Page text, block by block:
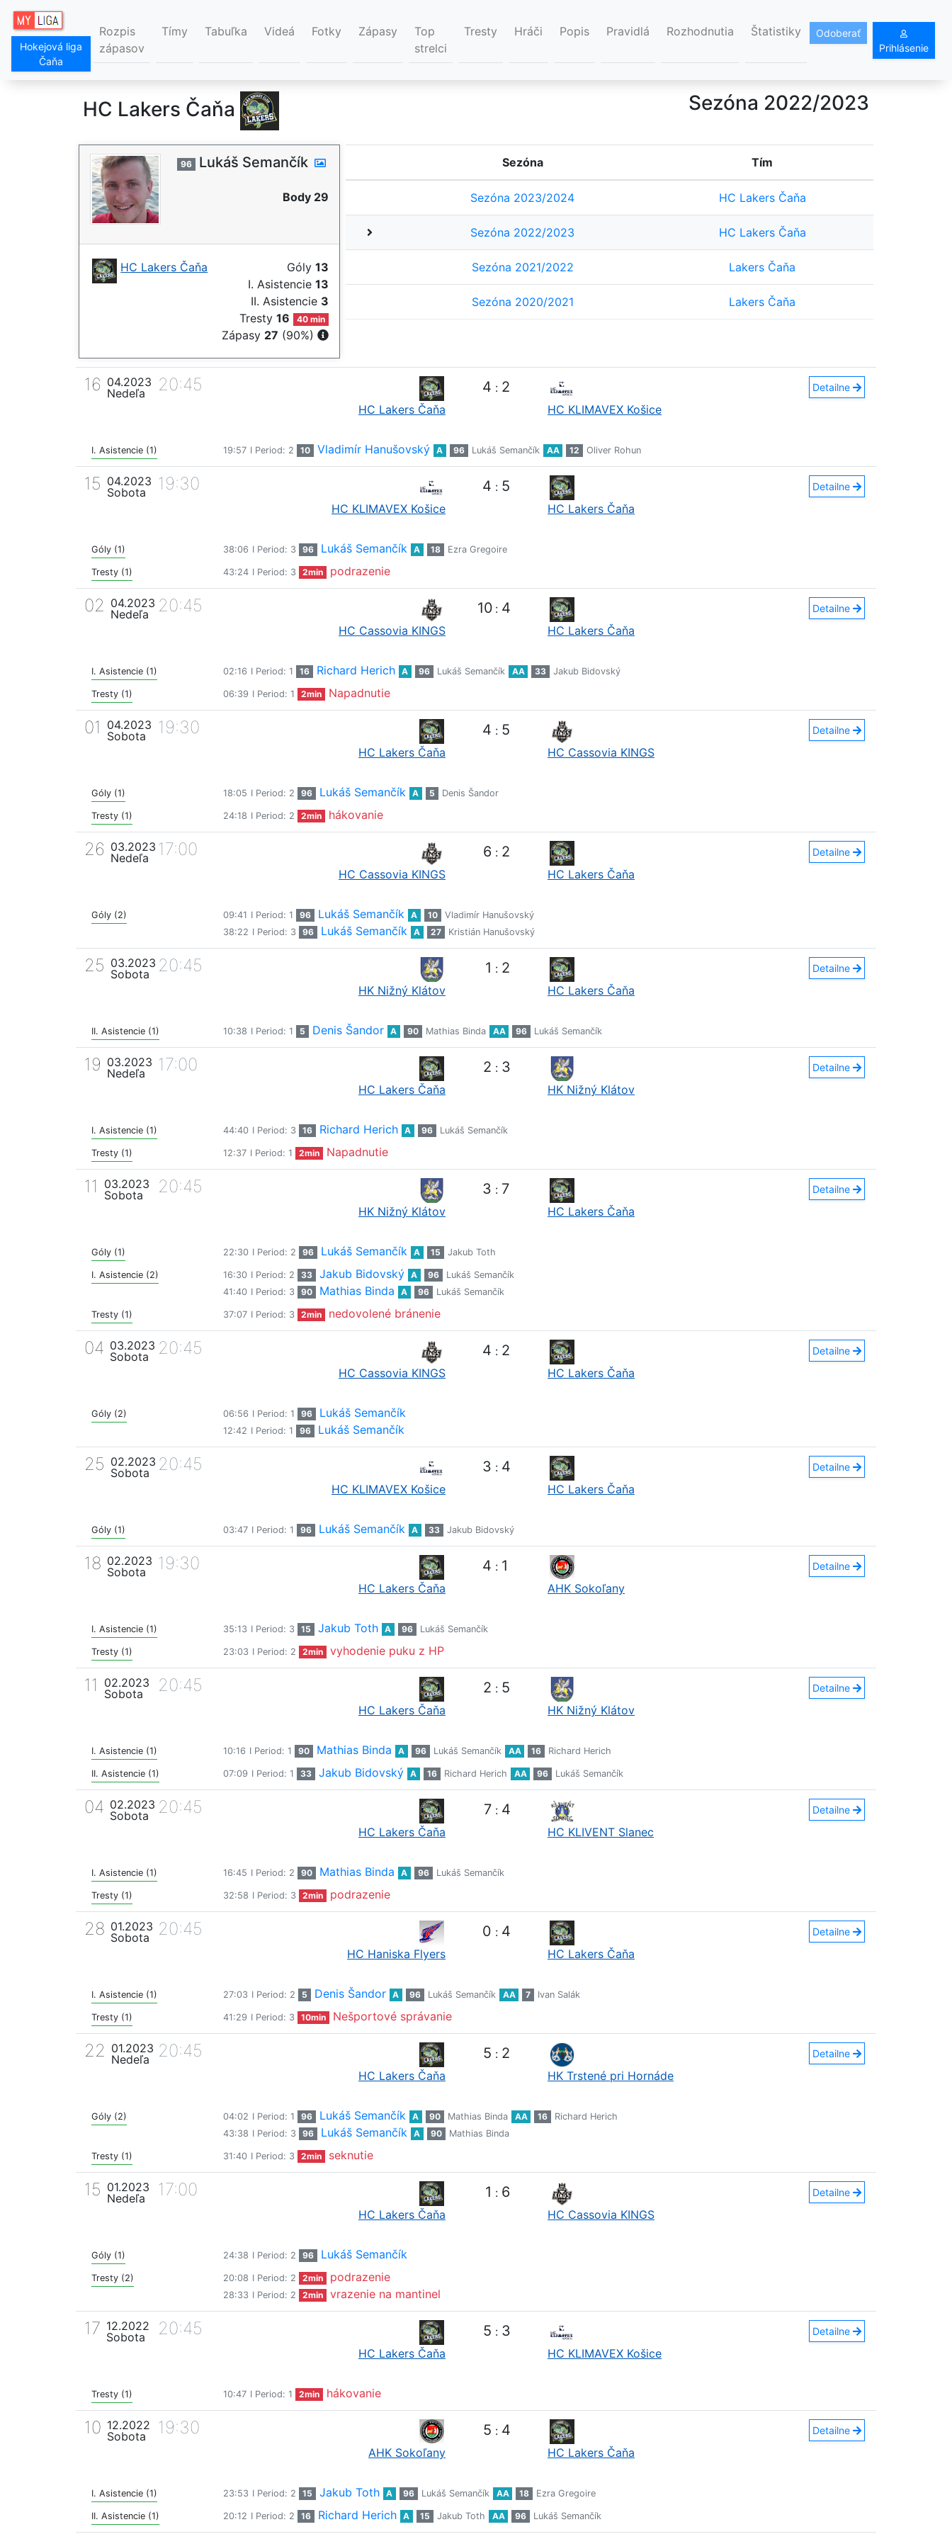
Hokejová liga
Čaňa
Rozpis
zápasov
Tímy Tabuľka Videá Fotky Zápasy
Top
strelci
Tresty Hráči Popis Pravidlá Rozhodnutia Štatistiky
Odoberať
Prihlásenie
HC Lakers Čaňa Sezóna 2022/2023
96 Lukáš Semančík
Body 29
HC Lakers Čaňa Góly 13
I. Asistencie 13
II. Asistencie 3
Tresty16 40 min
Zápasy 27 (90%)
Sezóna Tím
Sezóna 2023/2024 HC Lakers Čaňa
Sezóna 2022/2023 HC Lakers Čaňa
Sezóna 2021/2022 Lakers Čaňa
Sezóna 2020/2021 Lakers Čaňa
16 04.2023
Nedeľa
20:45
HC Lakers Čaňa
4 : 2
HC KLIMAVEX Košice
Detailne
I. Asistencie (1) 19:57 I Period: 2 10 Vladimír Hanušovský A 96 Lukáš Semančík AA 12 Oliver Rohun
15 04.2023
Sobota
19:30
HC KLIMAVEX Košice
4 : 5
HC Lakers Čaňa
Detailne
Góly (1) 38:06 I Period: 3 96 Lukáš Semančík A 18 Ezra Gregoire
Tresty (1) 43:24 I Period: 3 2min podrazenie
02 04.2023
Nedeľa
20:45
HC Cassovia KINGS
10 : 4
HC Lakers Čaňa
Detailne
I. Asistencie (1) 02:16 I Period: 1 16 Richard Herich A 96 Lukáš Semančík AA 33 Jakub Bidovský
Tresty (1) 06:39 I Period: 1 2min Napadnutie
01
04.2023
Sobota
19:30
HC Lakers Čaňa
4 : 5
HC Cassovia KINGS
Detailne
Góly (1) 18:05 I Period: 2 96 Lukáš Semančík A 5 Denis Šandor
Tresty (1) 24:18 I Period: 2 2min hákovanie
26 03.2023
Nedeľa
17:00
HC Cassovia KINGS
6 : 2
HC Lakers Čaňa
Detailne
Góly (2) 09:41 I Period: 1 96 Lukáš Semančík A 10
Vladimír Hanušovský
38:22 I Period: 3 96 Lukáš Semančík A 27 Kristián Hanušovský
25 03.2023
Sobota
20:45
HK Nižný Klátov
1 : 2
HC Lakers Čaňa
Detailne
II. Asistencie (1) 10:38 I Period: 1 5 Denis Šandor A 90 Mathias Binda AA 96 Lukáš Semančík
19 03.2023
Nedeľa
17:00
HC Lakers Čaňa
2 : 3
HK Nižný Klátov
Detailne
I. Asistencie (1) 44:40 I Period: 3 16 Richard Herich A 96 Lukáš Semančík
Tresty (1) 12:37 I Period: 1 2min Napadnutie
11
03.2023
Sobota
20:45
HK Nižný Klátov
3 : 7
HC Lakers Čaňa
Detailne
Góly (1) 22:30 I Period: 2 96 Lukáš Semančík A 15 Jakub Toth
I. Asistencie (2) 16:30 I Period: 2 33 Jakub Bidovský A 96
Lukáš Semančík
41:40 I Period: 3 90 Mathias Binda A 96 Lukáš Semančík
Tresty (1) 37:07 I Period: 3 2min nedovolené bránenie
04 03.2023
Sobota
20:45
HC Cassovia KINGS
4 : 2
HC Lakers Čaňa
Detailne
Góly (2) 06:56 I Period: 1 96 Lukáš Semančík
12:42 I Period: 1 96 Lukáš Semančík
25 02.2023
Sobota
20:45
HC KLIMAVEX Košice
3 : 4
HC Lakers Čaňa
Detailne
Góly (1) 03:47 I Period: 1 96 Lukáš Semančík A 33 Jakub Bidovský
18 02.2023
Sobota
19:30
HC Lakers Čaňa
4 : 1
AHK Sokoľany
Detailne
I. Asistencie (1) 35:13 I Period: 3 15 Jakub Toth A 96 Lukáš Semančík
Tresty (1) 23:03 I Period: 2 2min vyhodenie puku z HP
11
02.2023
Sobota
20:45
HC Lakers Čaňa
2 : 5
HK Nižný Klátov
Detailne
I. Asistencie (1) 10:16 I Period: 1 90 Mathias Binda A 96 Lukáš Semančík AA 16 Richard Herich
II. Asistencie (1) 07:09 I Period: 1 33 Jakub Bidovský A 16 Richard Herich AA 96 Lukáš Semančík
04 02.2023
Sobota
20:45
HC Lakers Čaňa
7 : 4
HC KLIVENT Slanec
Detailne
I. Asistencie (1) 16:45 I Period: 2 90 Mathias Binda A 96 Lukáš Semančík
Tresty (1) 32:58 I Period: 3 2min podrazenie
28 01.2023
Sobota
20:45
HC Haniska Flyers
0 : 4
HC Lakers Čaňa
Detailne
I. Asistencie (1) 27:03 I Period: 2 5 Denis Šandor A 96 Lukáš Semančík AA 7 Ivan Salák
Tresty (1) 41:29 I Period: 3 10min Nešportové správanie
22 01.2023
Nedeľa
20:45
HC Lakers Čaňa
5 : 2
HK Trstené pri Hornáde
Detailne
Góly (2) 04:02 I Period: 1 96 Lukáš Semančík A 90 Mathias Binda AA 16
Richard Herich
43:38 I Period: 3 96 Lukáš Semančík A 90 Mathias Binda
Tresty (1) 31:40 I Period: 3 2min seknutie
15 01.2023
Nedeľa
17:00
HC Lakers Čaňa
1 : 6
HC Cassovia KINGS
Detailne
Góly (1) 24:38 I Period: 2 96 Lukáš Semančík
Tresty (2) 20:08 I Period: 2 2min podrazenie
28:33 I Period: 2 2min vrazenie na mantinel
17 12.2022
Sobota
20:45
HC Lakers Čaňa
5 : 3
HC KLIMAVEX Košice
Detailne
Tresty (1) 10:47 I Period: 1 2min hákovanie
10 12.2022
Sobota
19:30
AHK Sokoľany
5 : 4
HC Lakers Čaňa
Detailne
I. Asistencie (1) 23:53 I Period: 2 15 Jakub Toth A 96 Lukáš Semančík AA 18 Ezra Gregoire
II. Asistencie (1) 20:12 I Period: 2 16 Richard Herich A 15 Jakub Toth AA 96 Lukáš Semančík